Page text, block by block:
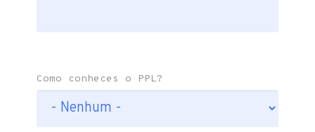
Como conheces o PPL?